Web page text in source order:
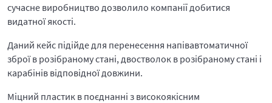
сучасне виробництво дозволило компанії добитися
видатної якості.
Даний кейс підійде для перенесення напівавтоматичної
зброї в розібраному стані, двостволок в розібраному стані і
карабінів відповідної довжини.
Міцний пластик в поєднанні з високоякісним